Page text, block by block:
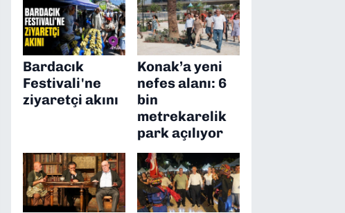
Bardacık
Festivali'ne
ziyaretçi akını
Konak’a yeni
nefes alanı: 6
bin
metrekarelik
park açılıyor